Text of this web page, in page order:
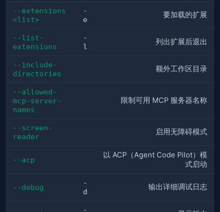
--extensions
<list>
-
e
要加载的扩展
--list-
extensions
-
l
列出扩展后退出
--include-
directories
额外工作区目录
--allowed-
mcp-server-
names
限制可用 MCP 服务器名称
--screen-
reader
启用无障碍模式
--acp
以 ACP（Agent Code Pilot）模
式启动
--debug
-
d
输出详细调试日志
-